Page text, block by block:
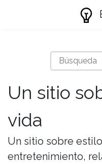
Un sitio
vida
Un sitio sobre
entretenimiento,